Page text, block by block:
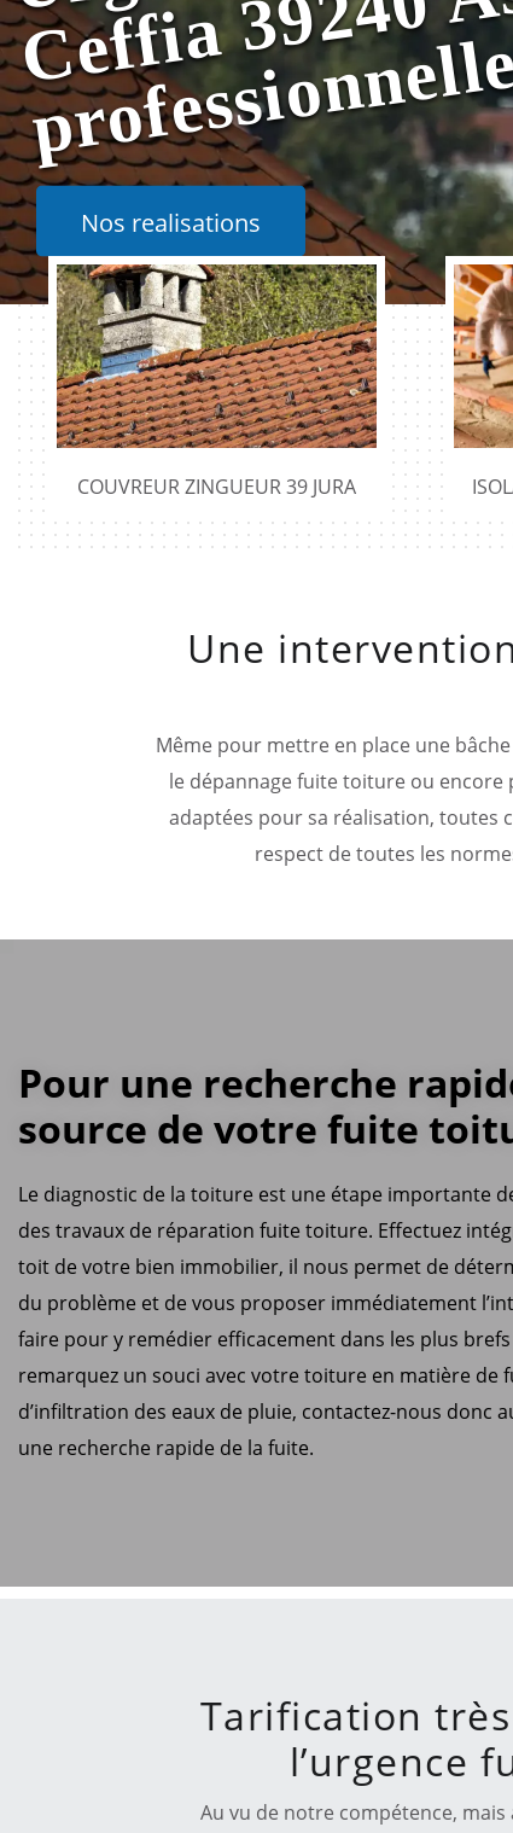
Nos realisations
COUVREUR ZINGUEUR 39 JURA
Une
Même pour mettre en place une
le dépannage fuite toiture ou encore
adaptées pour sa réalisation, toutes
respect de toutes les
Pour une recherche
source de votre fuite
Le diagnostic de la toiture est une étape importante
des travaux de réparation fuite toiture. Effectuez
toit de votre bien immobilier, il nous permet de
du problème et de vous proposer immédiatement
faire pour y remédier efficacement dans les plus brefs
remarquez un souci avec votre toiture en matière de
d’infiltration des eaux de pluie, contactez-nous donc
une recherche rapide de la fuite.
Tarification
l’urgence
Au vu de notre compétence, mais